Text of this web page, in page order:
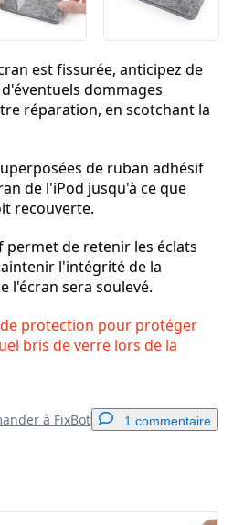
est fissurée, anticipez de
dommages
réparation, en scotchant la
de ruban adhésif
de l'iPod jusqu'à ce que
recouverte.
permet de retenir les éclats
l'intégrité de la
l'écran sera soulevé.
protection pour protéger
bris de verre lors de la
à FixBot 1 commentaire